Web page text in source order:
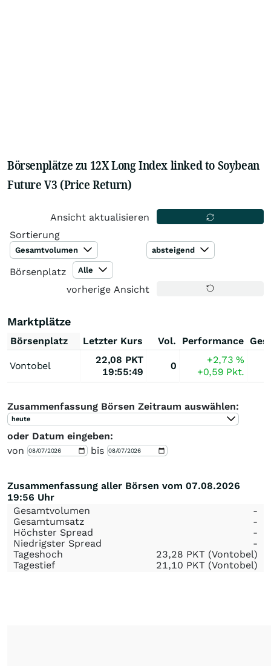
Börsenplätze zu 12X Long Index linked to Soybean
Future V3 (Price Return)
Ansicht aktualisieren
Sortierung
Gesamtvolumen absteigend
Börsenplatz Alle
vorherige Ansicht
Marktplätze
Börsenplatz Letzter Kurs Vol. Performance
Vontobel
22,08 PKT
19:55:49
0
+2,73%
+0,59 Pkt.
Zusammenfassung Börsen Zeitraum auswählen:
heute
oder Datum eingeben:
von
bis
Zusammenfassung aller Börsen vom 07.08.2026
19:56 Uhr
Gesamtvolumen
-
Gesamtumsatz
-
Höchster Spread
-
Niedrigster Spread
-
Tageshoch
23,28 PKT (Vontobel)
Tagestief
21,10 PKT (Vontobel)